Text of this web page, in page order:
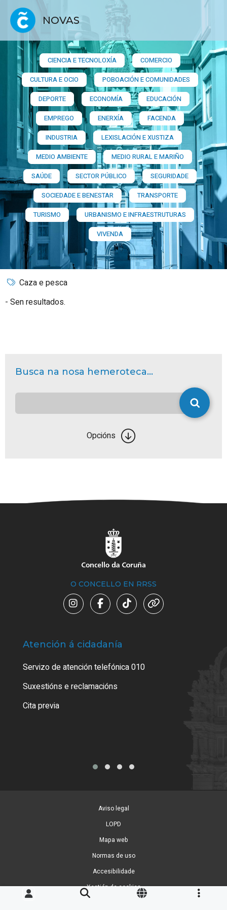
NOVAS
CIENCIA E TECNOLOXÍA
COMERCIO
CULTURA E OCIO
POBOACIÓN E COMUNIDADES
DEPORTE
ECONOMÍA
EDUCACIÓN
EMPREGO
ENERXÍA
FACENDA
INDUSTRIA
LEXISLACIÓN E XUSTIZA
MEDIO AMBIENTE
MEDIO RURAL E MARIÑO
SAÚDE
SECTOR PÚBLICO
SEGURIDADE
SOCIEDADE E BENESTAR
TRANSPORTE
TURISMO
URBANISMO E INFRAESTRUTURAS
VIVENDA
Caza e pesca
Sen resultados.
Busca na nosa hemeroteca...
Opcións
O CONCELLO EN RRSS
Atención á cidadanía
Servizo de atención telefónica 010
Suxestións e reclamacións
Cita previa
Aviso legal
LOPD
Mapa web
Normas de uso
Accesibilidade
Xestión de cookies